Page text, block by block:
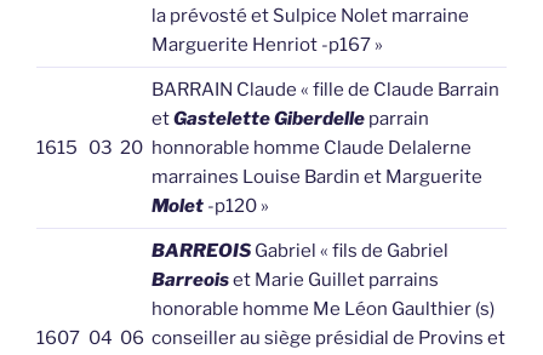
la prévosté et Sulpice Nolet marraine
Marguerite Henriot -p167 »
1615 03 20
BARRAIN Claude « fille de Claude Barrain
etGastelette Giberdelle parrain
honnorable homme Claude Delalerne
marraines Louise Bardin et Marguerite
Molet -p120 »
1607 04 06
BARREOIS Gabriel « fils de Gabriel
Barreoiset Marie Guillet parrains
honorable homme Me Léon Gaulthier (s)
conseiller au siège présidial de Provins et